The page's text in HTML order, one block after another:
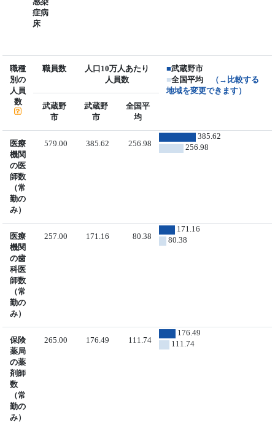
症病
床
職種
別の
人員
数
職員数
人口10万人あたり
人員数
■武蔵野市
■全国平均
（→比較する
地域を変更できます）
武蔵野
市
武蔵野
市
全国平
均
医療
機関
の医
師数
（常
勤の
み）
579.00 385.62 256.98
385.62
256.98
医療
機関
の歯
科医
師数
（常
勤の
み）
257.00 171.16 80.38
171.16
80.38
保険
薬局
の薬
剤師
数
（常
勤の
み）
265.00 176.49 111.74
176.49
111.74